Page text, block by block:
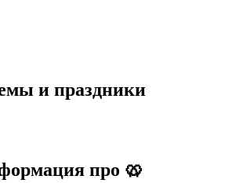
и праздники
про 🥨